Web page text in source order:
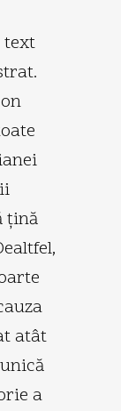
text
ţină
atât
a